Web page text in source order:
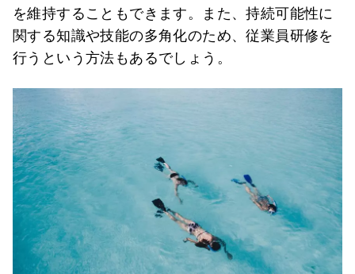
を維持することもできます。また、持続可能性に
関する知識や技能の多角化のため、従業員研修を
行うという方法もあるでしょう。